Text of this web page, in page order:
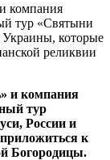
компания
тур «Святыни
Украины, которые
реликвии
и компания
тур
России и
к
Богородицы.